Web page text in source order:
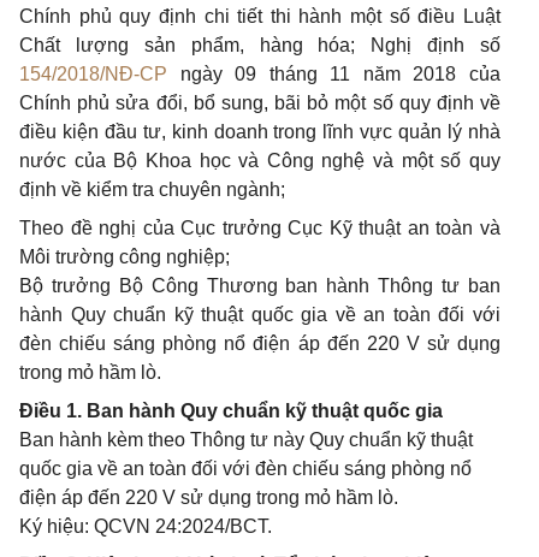
Chính phủ quy định chi tiết thi hành một sốđiều Luật
Chất lượng sản phẩm, hàng hóa; Nghị định số
154/2018/NĐ-CP ngày 09 tháng 11 năm 2018 của
Chính phủ sửa đổi, bổ sung, bãi bỏ một số quy định về
điều kiện đầu tư, kinh doanh trong lĩnh vực quản lý nhà
nước của Bộ Khoa học và Công nghệ và một số quy
định về kiểm tra chuyên ngành;
Theo đề nghị của Cục trưởng Cục Kỹ thuật an toàn và
Môi trường công nghiệp;
Bộ trưởng Bộ Công Thương ban hành Thông tư ban
hành Quy chuẩn kỹ thuật quốc gia về an toàn đối với
đèn chiếu sáng phòng nổ điện áp đến 220 V sử dụng
trong mỏ hầm lò.
Điều 1. Ban hành Quy chuẩn kỹ thuật quốc gia
Ban hành kèm theo Thông tư này Quy chuẩn kỹ thuật
quốc gia về an toàn đối với đèn chiếu sáng phòng nổ
điện áp đến 220 V sử dụng trong mỏ hầm lò.
Ký hiệu: QCVN 24:2024/BCT.